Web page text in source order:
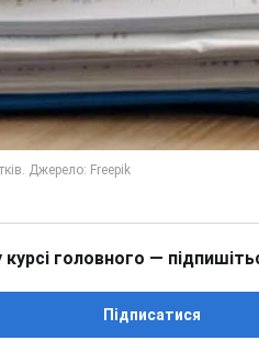
головного —
Підписатися